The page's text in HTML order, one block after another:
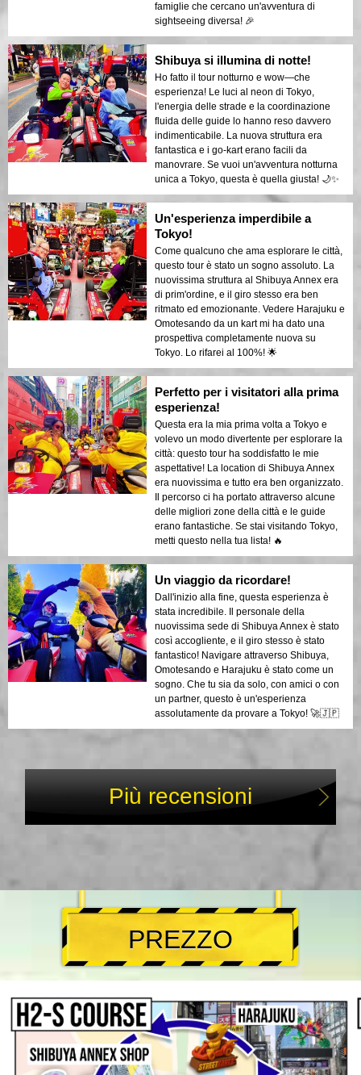
famiglie che cercano un'avventura di
sightseeing diversa! 🎉
Shibuya si illumina di notte!
Ho fatto il tour notturno e wow—che
esperienza! Le luci al neon di Tokyo,
l'energia delle strade e la coordinazione
fluida delle guide lo hanno reso davvero
indimenticabile. La nuova struttura era
fantastica e i go-kart erano facili da
manovrare. Se vuoi un'avventura notturna
unica a Tokyo, questa è quella giusta! 🌙✨
Un'esperienza imperdibile a
Tokyo!
Come qualcuno che ama esplorare le città,
questo tour è stato un sogno assoluto. La
nuovissima struttura al Shibuya Annex era
di prim'ordine, e il giro stesso era ben
ritmato ed emozionante. Vedere Harajuku e
Omotesando da un kart mi ha dato una
prospettiva completamente nuova su
Tokyo. Lo rifarei al 100%! 🌟
Perfetto per i visitatori alla prima
esperienza!
Questa era la mia prima volta a Tokyo e
volevo un modo divertente per esplorare la
città: questo tour ha soddisfatto le mie
aspettative! La location di Shibuya Annex
era nuovissima e tutto era ben organizzato.
Il percorso ci ha portato attraverso alcune
delle migliori zone della città e le guide
erano fantastiche. Se stai visitando Tokyo,
metti questo nella tua lista! 🔥
Un viaggio da ricordare!
Dall'inizio alla fine, questa esperienza è
stata incredibile. Il personale della
nuovissima sede di Shibuya Annex è stato
così accogliente, e il giro stesso è stato
fantastico! Navigare attraverso Shibuya,
Omotesando e Harajuku è stato come un
sogno. Che tu sia da solo, con amici o con
un partner, questo è un'esperienza
assolutamente da provare a Tokyo! 🚀🇯🇵
Più recensioni
PREZZO